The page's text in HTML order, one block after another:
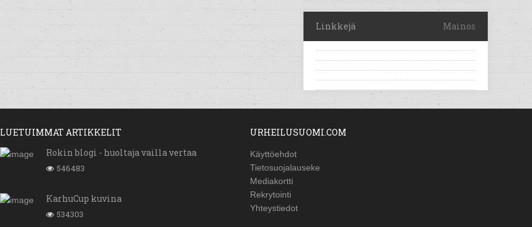
Linkkejä Mainos
LUETUIMMAT ARTIKKELIT
Rokin blogi - huoltaja vailla vertaa
546483
KarhuCup kuvina
534303
URHEILUSUOMI.COM
Käyttöehdot
Tietosuojalauseke
Mediakortti
Rekrytointi
Yhteystiedot